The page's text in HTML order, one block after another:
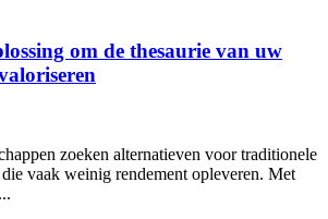
om de thesaurie van uw
zoeken alternatieven voor traditionele
vaak weinig rendement opleveren. Met